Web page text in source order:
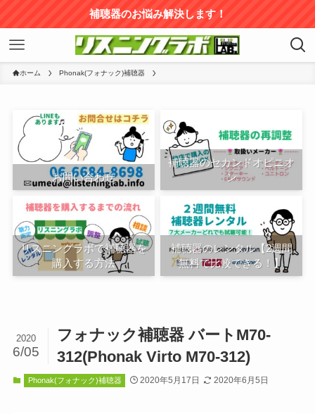
補聴器のお悩み解決します！
ホーム Phonak(フォナック)補聴器
お問い合わせ
補聴器のセカンドオピニオ
ン
リスニングラボで補聴器を
購入する方法
補聴器のレンタル【2週間
無料で比較できる！】
フォナック補聴器 バートM70-
312(Phonak Virto M70-312)
2020
6/05
Phonak(フォナック)補聴器 2020年5月17日 2020年6月5日